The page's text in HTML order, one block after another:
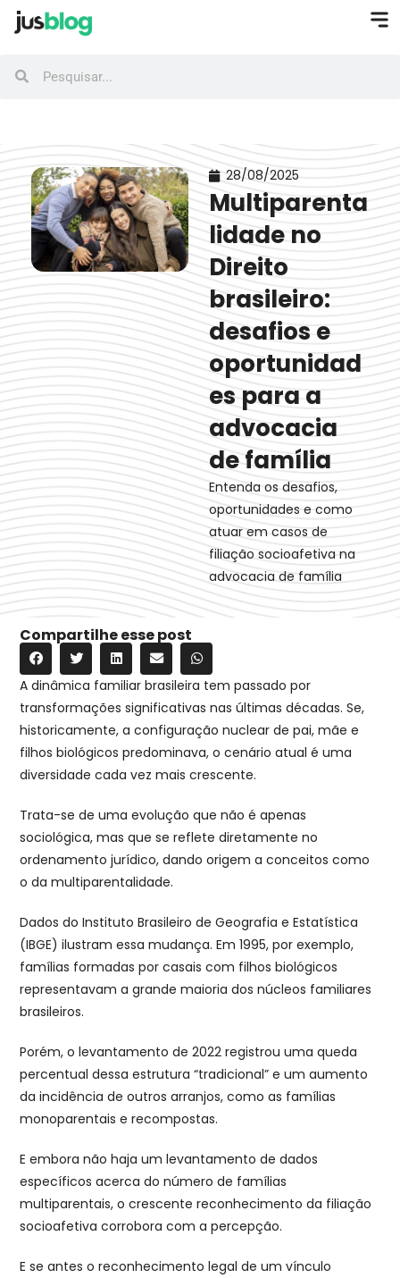
28/08/2025
Multiparenta
lidade no
Direito
brasileiro:
desafios e
oportunidad
es para a
advocacia
de família
Entenda os desafios,
oportunidades e como
atuar em casos de
filiação socioafetiva na
advocacia de família
Compartilhe esse post
A dinâmica familiar brasileira tem passado por
transformações significativas nas últimas décadas. Se,
historicamente, a configuração nuclear de pai, mãe e
filhos biológicos predominava, o cenário atual é uma
diversidade cada vez mais crescente.
Trata-se de uma evolução que não é apenas
sociológica, mas que se reflete diretamente no
ordenamento jurídico, dando origem a conceitos como
o da multiparentalidade.
Dados do Instituto Brasileiro de Geografia e Estatística
(IBGE) ilustram essa mudança. Em 1995, por exemplo,
famílias formadas por casais com filhos biológicos
representavam a grande maioria dos núcleos familiares
brasileiros.
Porém, o levantamento de 2022 registrou uma queda
percentual dessa estrutura “tradicional” e um aumento
da incidência de outros arranjos, como as famílias
monoparentais e recompostas.
E embora não haja um levantamento de dados
específicos acerca do número de famílias
multiparentais, o crescente reconhecimento da filiação
socioafetiva corrobora com a percepção.
E se antes o reconhecimento legal de um vínculo